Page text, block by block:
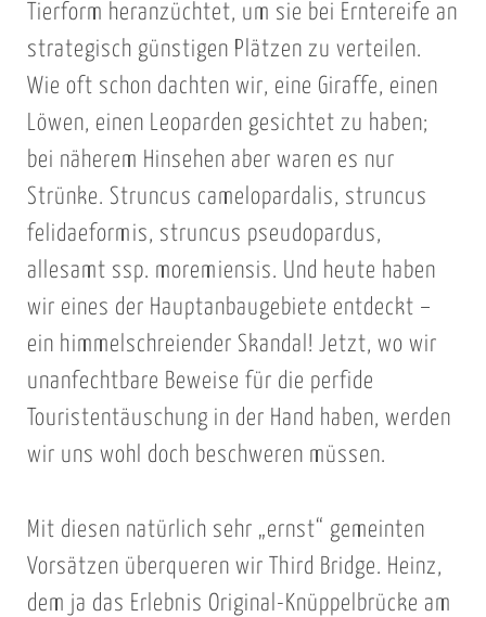
Tierform heranzüchtet, um sie bei Erntereife an
strategisch günstigen Plätzen zu verteilen.
Wie oft schon dachten wir, eine Giraffe, einen
Löwen, einen Leoparden gesichtet zu haben;
bei näherem Hinsehen aber waren es nur
Strünke. Struncus camelopardalis, struncus
felidaeformis, struncus pseudopardus,
allesamt ssp. moremiensis. Und heute haben
wir eines der Hauptanbaugebiete entdeckt –
ein himmelschreiender Skandal! Jetzt, wo wir
unanfechtbare Beweise für die perfide
Touristentäuschung in der Hand haben, werden
wir uns wohl doch beschweren müssen.
Mit diesen natürlich sehr „ernst“ gemeinten
Vorsätzen überqueren wir Third Bridge. Heinz,
dem ja das Erlebnis Original-Knüppelbrücke am